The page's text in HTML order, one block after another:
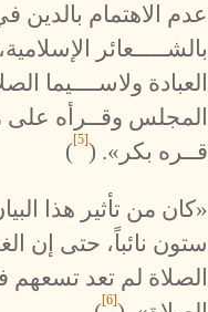
عدم الاهتمام بالدين
بالشـــــعائر
العبادة ولاســــيما
المجلس وقــرأه
قــره بكر». ([5]
)
«كان من تأثير هذا
ستون نائباً، حتى إن
الصلاة لم تعد تسعهم
[6]